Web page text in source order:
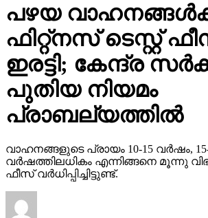
പഴയ
ഫിറ്റ്‌നസ് ടെസ്റ്റ്
ഇരട്ടി; കേന്ദ്ര
പുതിയ നിയമം
പ്രാബല്യത്തില്‍
വാഹനങ്ങളുടെ പ്രായം 10-15 വര്‍ഷം,
വര്‍ഷത്തിലധികം എന്നിങ്ങനെ മൂന്നു
ഫീസ് വര്‍ധിപ്പിച്ചിട്ടുണ്ട്.